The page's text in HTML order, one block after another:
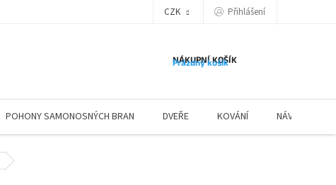
CZK Přihlášení
NÁKUPNÍ KOŠÍK
Prázdný košík
POHONY SAMONOSNÝCH BRAN DVEŘE KOVÁNÍ NÁVODY